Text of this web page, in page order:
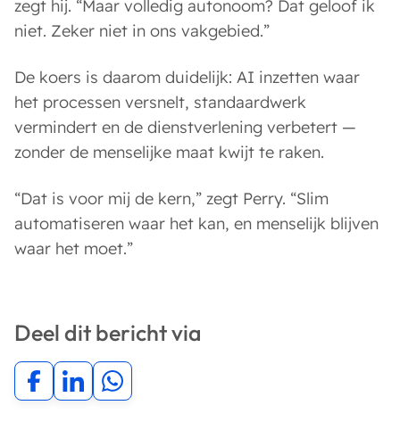
zegt hij. “Maar volledig autonoom? Dat geloof ik
niet. Zeker niet in ons vakgebied.”
De koers is daarom duidelijk: AI inzetten waar
het processen versnelt, standaardwerk
vermindert en de dienstverlening verbetert —
zonder de menselijke maat kwijt te raken.
“Dat is voor mij de kern,” zegt Perry. “Slim
automatiseren waar het kan, en menselijk blijven
waar het moet.”
Deel dit bericht via